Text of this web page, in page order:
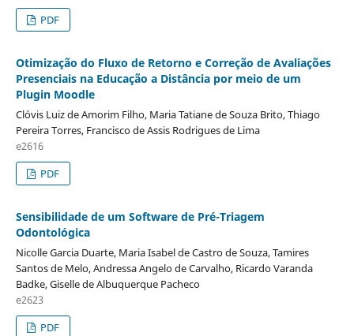
PDF
Otimização do Fluxo de Retorno e Correção de Avaliações
Presenciais na Educação a Distância por meio de um
Plugin Moodle
Clóvis Luiz de Amorim Filho, Maria Tatiane de Souza Brito, Thiago
Pereira Torres, Francisco de Assis Rodrigues de Lima
e2616
PDF
Sensibilidade de um Software de Pré-Triagem
Odontológica
Nicolle Garcia Duarte, Maria Isabel de Castro de Souza, Tamires
Santos de Melo, Andressa Angelo de Carvalho, Ricardo Varanda
Badke, Giselle de Albuquerque Pacheco
e2623
PDF